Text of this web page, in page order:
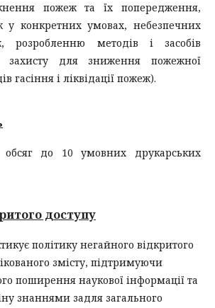
пожеж та їх попередження,
конкретних умовах, небезпечних
розробленню методів і засобів
захисту для зниження пожежної
гасіння і ліквідації пожеж).
до 10 умовних друкарських
доступу
політику негайного відкритого
змісту, підтримуючи
поширення наукової інформації та
знаннями задля загального